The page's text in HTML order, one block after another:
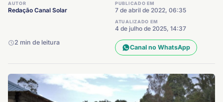
AUTOR
Redação Canal Solar
PUBLICADO EM
7 de abril de 2022, 06:35
ATUALIZADO EM
4 de julho de 2025, 14:37
2 min de leitura
Canal no WhatsApp